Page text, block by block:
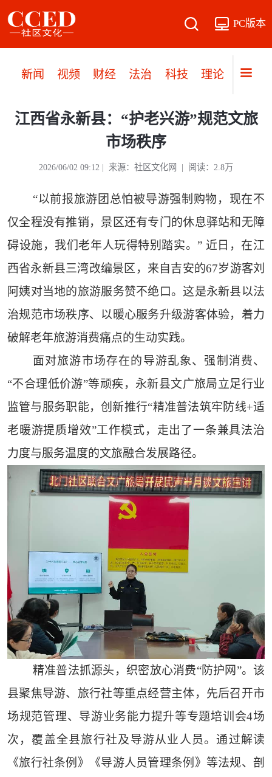
PC版本
新闻 视频 财经 法治 科技 理论 党建
江西省永新县：“护老兴游”规范文旅
市场秩序
2026/06/02 09:12 | 来源：社区文化网 | 阅读：2.8万
“以前报旅游团总怕被导游强制购物，现在不
仅全程没有推销，景区还有专门的休息驿站和无障
碍设施，我们老年人玩得特别踏实。” 近日，在江
西省永新县三湾改编景区，来自吉安的67岁游客刘
阿姨对当地的旅游服务赞不绝口。这是永新县以法
治规范市场秩序、以暖心服务升级游客体验，着力
破解老年旅游消费痛点的生动实践。
面对旅游市场存在的导游乱象、强制消费、
“不合理低价游”等顽疾，永新县文广旅局立足行业
监管与服务职能，创新推行“精准普法筑牢防线+适
老暖游提质增效”工作模式，走出了一条兼具法治
力度与服务温度的文旅融合发展路径。
精准普法抓源头，织密放心消费“防护网”。该
县聚焦导游、旅行社等重点经营主体，先后召开市
场规范管理、导游业务能力提升等专题培训会4场
次，覆盖全县旅行社及导游从业人员。通过解读
《旅行社条例》《导游人员管理条例》等法规、剖